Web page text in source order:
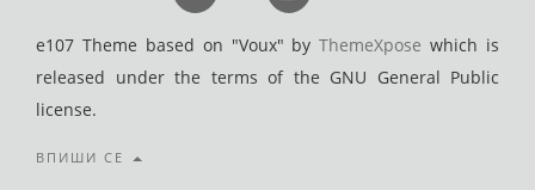
e107 Theme based on "Voux" byThemeXpose which is
released under the terms of the GNU General Public
license.
ВПИШИ СЕ